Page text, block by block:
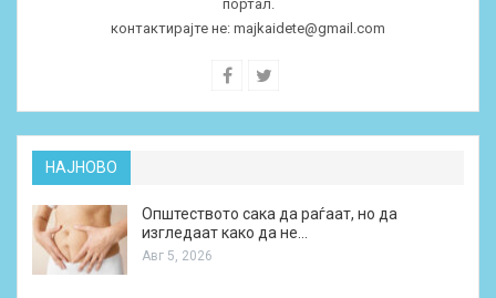
портал.
контактирајте не: majkaidete@gmail.com
НАЈНОВО
Општеството сака да раѓаат, но да
изгледаат како да не…
Авг 5, 2026